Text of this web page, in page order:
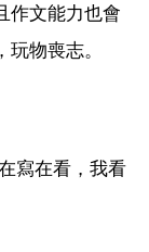
作文能力也會
物喪志。
寫在看，我看